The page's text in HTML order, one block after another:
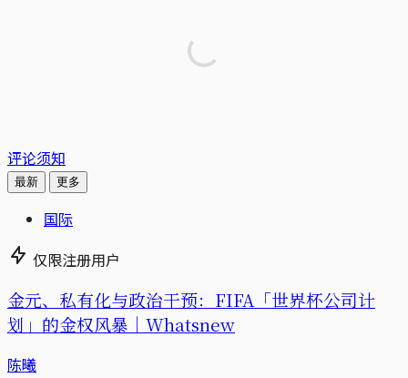
评论须知
最新 更多
国际
仅限注册用户
金元、私有化与政治干预：FIFA「世界杯公司计
划」的金权风暴｜Whatsnew
陈曦